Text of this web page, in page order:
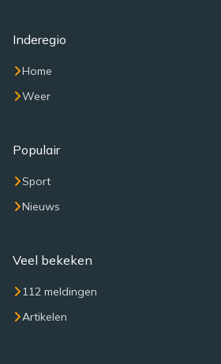
Inderegio
Home
Weer
Populair
Sport
Nieuws
Veel bekeken
112 meldingen
Artikelen